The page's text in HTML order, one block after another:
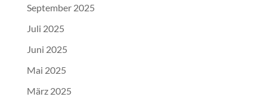
September 2025
Juli 2025
Juni 2025
Mai 2025
März 2025